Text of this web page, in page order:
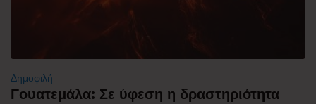
Δημοφιλή
Γουατεμάλα: Σε ύφεση η δραστηριότητα